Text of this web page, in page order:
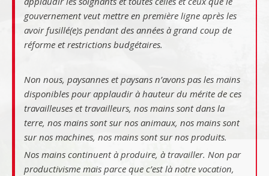
gouvernement veut mettre en première ligne après les
avoir fusillé(e)s pendant des années à grand coup de
réforme et restrictions budgétaires.
Non nous, paysannes et paysans n’avons pas les mains
disponibles pour applaudir à hauteur du mérite de ces
travailleuses et travailleurs, nos mains sont dans la
terre, nos mains sont sur nos animaux, nos mains sont
sur nos machines, nos mains sont sur nos produits.
Nos mains continuent à produire, à travailler. Non par
productivisme mais parce que c’est là notre vocation,